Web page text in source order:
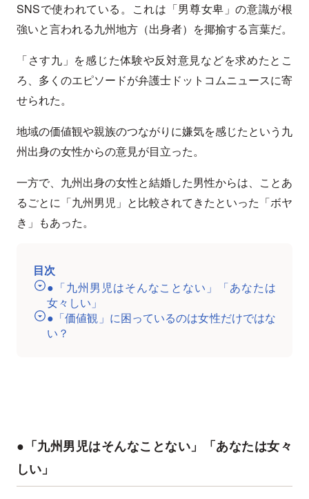
SNSで使われている。これは「男尊女卑」の意識が根
強いと言われる九州地方（出身者）を揶揄する言葉だ。
「さす九」を感じた体験や反対意見などを求めたとこ
ろ、多くのエピソードが弁護士ドットコムニュースに寄
せられた。
地域の価値観や親族のつながりに嫌気を感じたという九
州出身の女性からの意見が目立った。
一方で、九州出身の女性と結婚した男性からは、ことあ
るごとに「九州男児」と比較されてきたといった「ボヤ
き」もあった。
目次
●「九州男児はそんなことない」「あなたは
女々しい」
●「価値観」に困っているのは女性だけではな
い？
●「九州男児はそんなことない」「あなたは女々
しい」